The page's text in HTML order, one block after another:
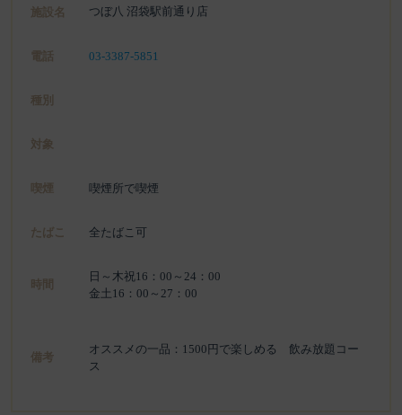
施設名 つぼ八 沼袋駅前通り店
電話 03-3387-5851
種別
対象
喫煙 喫煙所で喫煙
たばこ 全たばこ可
時間
日～木祝16：00～24：00
金土16：00～27：00
備考
オススメの一品：1500円で楽しめる 飲み放題コー
ス